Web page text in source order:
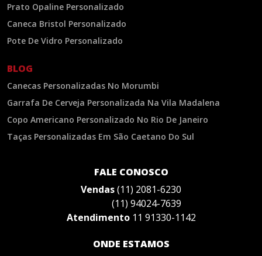
Prato Opaline Personalizado
Caneca Bristol Personalizado
Pote De Vidro Personalizado
BLOG
Canecas Personalizadas No Morumbi
Garrafa De Cerveja Personalizada Na Vila Madalena
Copo Americano Personalizado No Rio De Janeiro
Taças Personalizadas Em São Caetano Do Sul
FALE CONOSCO
Vendas(11) 2081-6230
(11) 94024-7639
Atendimento 11 91330-1142
ONDE ESTAMOS